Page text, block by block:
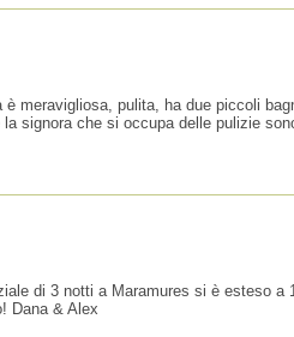
meravigliosa, pulita, ha due piccoli
signora che si occupa delle pulizie
di 3 notti a Maramures si è esteso
Dana & Alex